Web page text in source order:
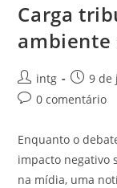
Carga
intg 9 de
0 comentário
Enquanto o
impacto negativo
na mídia, uma